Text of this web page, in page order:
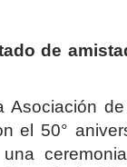
de
el 50°